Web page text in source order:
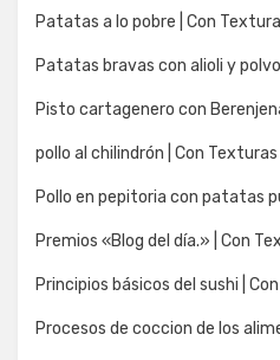
Patatas a lo pobre | Con
Patatas bravas con alioli y
Pisto cartagenero con
pollo al chilindrón | Con
Pollo en pepitoria con patatas
Premios «Blog del día.» | Con
Principios básicos del sushi |
Procesos de coccion de los